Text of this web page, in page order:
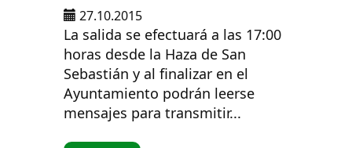
27.10.2015
La salida se efectuará a las 17:00
horas desde la Haza de San
Sebastián y al finalizar en el
Ayuntamiento podrán leerse
mensajes para transmitir...